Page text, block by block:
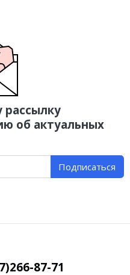
об актуальных
Подписаться
87-71